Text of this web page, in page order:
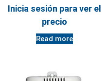
Inicia sesión para ver el
precio
Read more